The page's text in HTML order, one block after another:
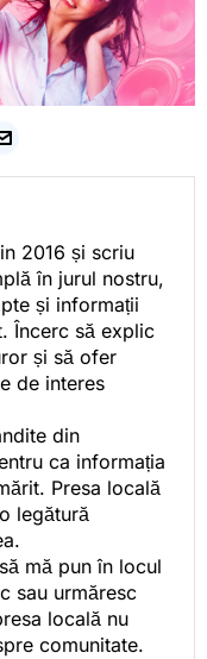
2016 și scriu
în jurul nostru,
și informații
Încerc să explic
și să ofer
de interes
din
ca informația
Presa locală
legătură
mă pun în locul
sau urmăresc
locală nu
comunitate.